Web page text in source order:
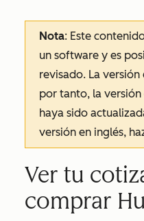
Nota: Este
un software y es
revisado. La versión
por tanto, la
haya sido
versión en inglés,
Ver tu
comprar